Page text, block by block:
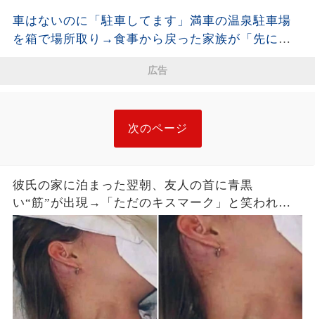
た
車はないのに「駐車してます」満車の温泉駐車場
を箱で場所取り→食事から戻った家族が「先に確
広告
次のページ
彼氏の家に泊まった翌朝、友人の首に青黒
い“筋”が出現→「ただのキスマーク」と笑われた
が、医師は昨夜の首への圧迫を確認した